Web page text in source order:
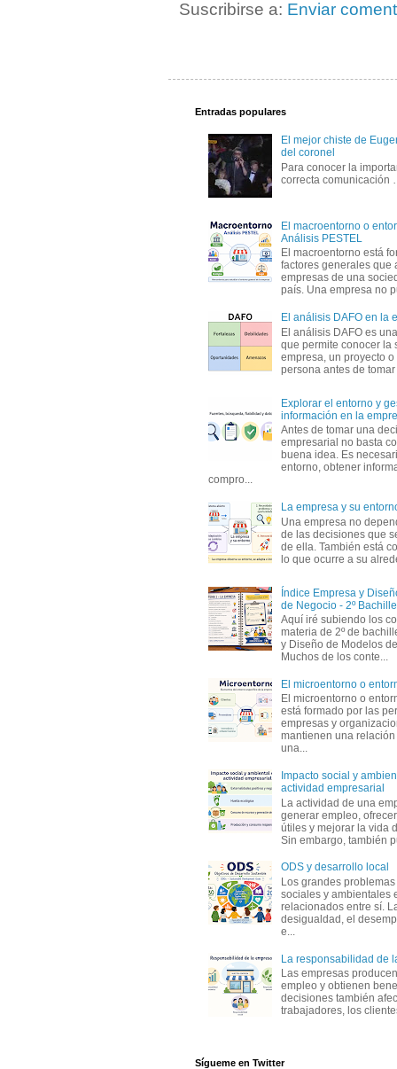
Suscribirse a: Enviar
Entradas populares
El mejor chiste de
del coronel
Para conocer la
correcta
El macroentorno o
Análisis PESTEL
El macroentorno está
factores generales que
empresas de una
país. Una empresa no
El análisis DAFO en la
El análisis DAFO es
que permite conocer la
empresa, un proyecto
persona antes de
Explorar el entorno y
información en la
Antes de tomar una
empresarial no basta
buena idea. Es
entorno, obtener
compro...
La empresa y su
Una empresa no
de las decisiones que
de ella. También está
lo que ocurre a su
Índice Empresa y
de Negocio - 2º
Aquí iré subiendo los
materia de 2º de
y Diseño de Modelos
Muchos de los conte...
El microentorno o
El microentorno o
está formado por las
empresas y
mantienen una
una...
Impacto social y
actividad empresarial
La actividad de una
generar empleo,
útiles y mejorar la vida
Sin embargo, también
ODS y desarrollo local
Los grandes
sociales y ambientales
relacionados entre sí.
desigualdad, el
e...
La responsabilidad de
Las empresas
empleo y obtienen
decisiones también
trabajadores, los
Sígueme en Twitter